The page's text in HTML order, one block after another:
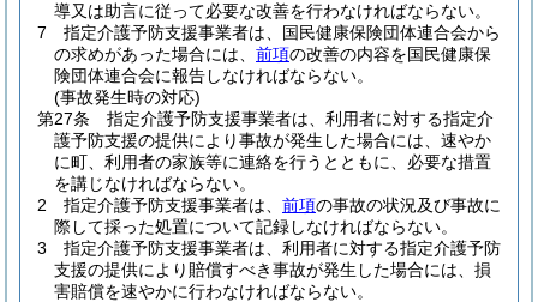
導又は助言に従って必要な改善を行わなければならない。
7
指定介護予防支援事業者は、国民健康保険団体連合会から
の求めがあった場合には、 前項の改善の内容を国民健康保
険団体連合会に報告しなければならない。
(事故発生時の対応)
第27条
指定介護予防支援事業者は、利用者に対する指定介
護予防支援の提供により事故が発生した場合には、速やか
に町、利用者の家族等に連絡を行うとともに、必要な措置
を講じなければならない。
2
指定介護予防支援事業者は、 前項の事故の状況及び事故に
際して採った処置について記録しなければならない。
3
指定介護予防支援事業者は、利用者に対する指定介護予防
支援の提供により賠償すべき事故が発生した場合には、損
害賠償を速やかに行わなければならない。